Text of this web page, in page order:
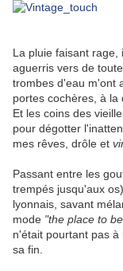
La pluie faisant
aguerris vers de
trombes d'eau m'ont
portes cochères, à la
Et les coins des
pour dégotter
mes rêves, drôle et
Passant entre les
trempés jusqu'aux
lyonnais, savant
mode "the place to
n'était pourtant pas
sa fin.